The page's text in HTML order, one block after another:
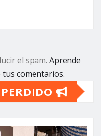
el spam. Aprende
tus comentarios.